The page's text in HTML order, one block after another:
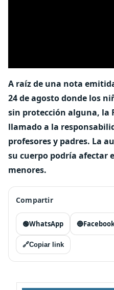
A raíz de una nota
24 de agosto donde los
sin protección alguna, la
llamado a la
profesores y padres. La
su cuerpo podría afectar
menores.
Compartir
🟢WhatsApp 🔵
🔗Copiar link